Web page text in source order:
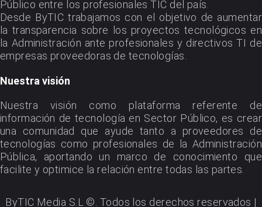
Público entre los profesionales TIC del país.
Desde ByTIC trabajamos con el objetivo de aumentar
la transparencia sobre los proyectos tecnológicos en
la Administración ante profesionales y directivos TI de
empresas proveedoras de tecnologías.
Nuestra visión
Nuestra visión como plataforma referente de
información de tecnología en Sector Público, es crear
una comunidad que ayude tanto a proveedores de
tecnologías como profesionales de la Administración
Pública, aportando un marco de conocimiento que
facilite y optimice la relación entre todas las partes.
ByTIC Media S.L ©. Todos los derechos reservados |